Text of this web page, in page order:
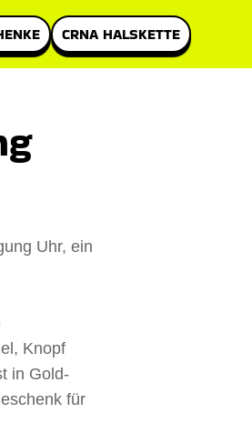
CRNA HALSKETTE
Uhr, ein
Knopf
in Gold-
für